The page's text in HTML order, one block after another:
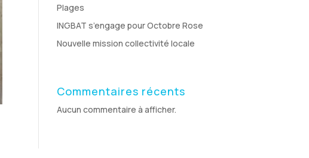
Plages
INGBAT s’engage pour Octobre Rose
Nouvelle mission collectivité locale
Commentaires récents
Aucun commentaire à afficher.